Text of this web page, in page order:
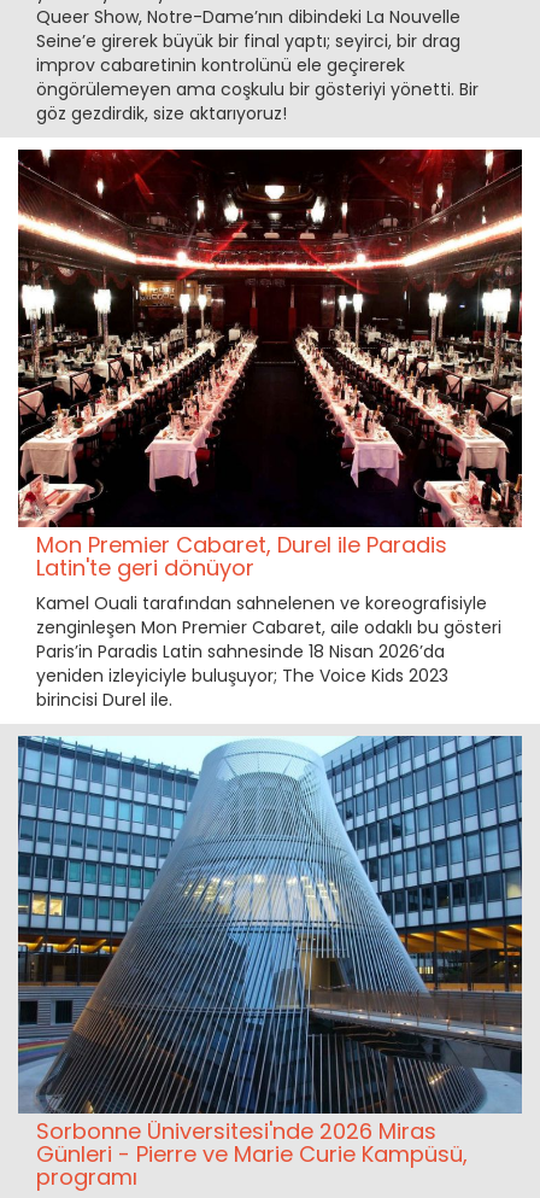
Queer Show, Notre-Dame’nın dibindeki La Nouvelle
Seine’e girerek büyük bir final yaptı; seyirci, bir drag
improv cabaretinin kontrolünü ele geçirerek
öngörülemeyen ama coşkulu bir gösteriyi yönetti. Bir
göz gezdirdik, size aktarıyoruz!
Mon Premier Cabaret, Durel ile Paradis
Latin'te geri dönüyor
Kamel Ouali tarafından sahnelenen ve koreografisiyle
zenginleşen Mon Premier Cabaret, aile odaklı bu gösteri
Paris’in Paradis Latin sahnesinde 18 Nisan 2026’da
yeniden izleyiciyle buluşuyor; The Voice Kids 2023
birincisi Durel ile.
Sorbonne Üniversitesi'nde 2026 Miras
Günleri - Pierre ve Marie Curie Kampüsü,
programı